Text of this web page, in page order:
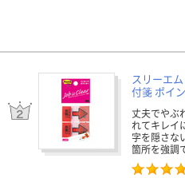
スリーエ
付箋 ポイ
丈夫でやぶ
れてキレイ
字を隠さな
箇所を強調